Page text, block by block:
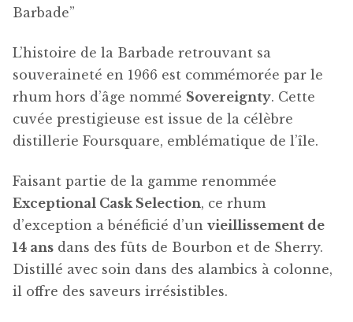
Barbade”
L’histoire de la Barbade retrouvant sa
souveraineté en 1966 est commémorée par le
rhum hors d’âge nommé Sovereignty. Cette
cuvée prestigieuse est issue de la célèbre
distillerie Foursquare, emblématique de l’île.
Faisant partie de la gamme renommée
Exceptional Cask Selection, ce rhum
d’exception a bénéficié d’un vieillissement de
14 ans dans des fûts de Bourbon et de Sherry.
Distillé avec soin dans des alambics à colonne,
il offre des saveurs irrésistibles.